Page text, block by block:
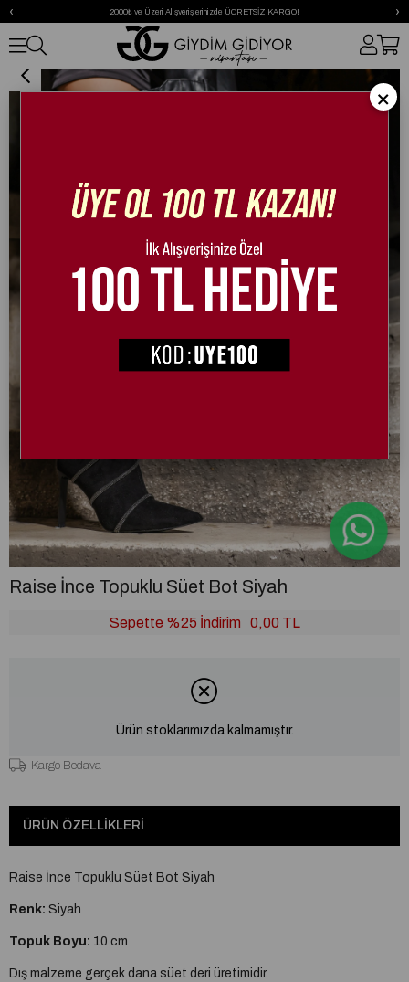
2000₺ ve Üzeri Alışverişlerinizde ÜCRETSİZ KARGO!
‹ ›
Raise İnce Topuklu Süet Bot Siyah
Raise İnce Topuklu Süet Bot Siyah
Sepette %25 İndirim 0,00 TL
Ürün stoklarımızda kalmamıştır.
Kargo Bedava
ÜRÜN ÖZELLIKLERI
Raise İnce Topuklu Süet Bot Siyah
Renk: Siyah
Topuk Boyu: 10 cm
Dış malzeme gerçek dana süet deri üretimidir.
×